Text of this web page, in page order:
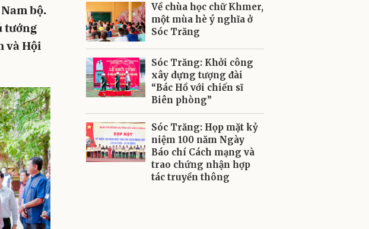
bộ.
tướng
và Hội
Về chùa học chữ Khmer,
một mùa hè ý nghĩa ở
Sóc Trăng
Sóc Trăng: Khởi công
xây dựng tượng đài
“Bác Hồ với chiến sĩ
Biên phòng”
Sóc Trăng: Họp mặt kỷ
niệm 100 năm Ngày
Báo chí Cách mạng và
trao chứng nhận hợp
tác truyền thông